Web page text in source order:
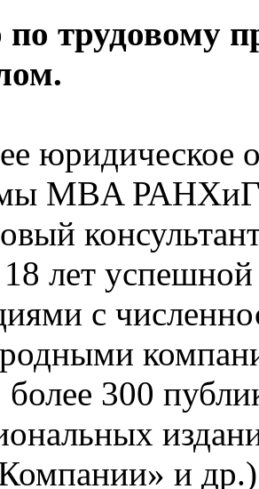
трудовому
юридическое
MBA
лет успешной
с
300
и